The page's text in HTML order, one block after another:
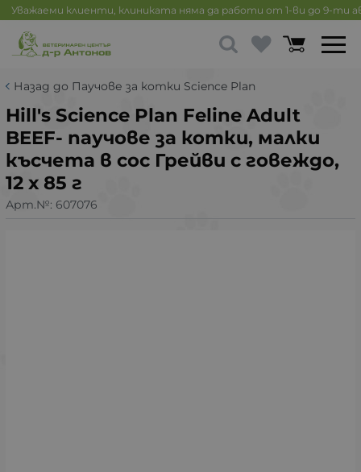
Уважаеми клиенти, клиниката няма да работи от 1-ви до 9-ти
Назад до Паучове за котки Science Plan
Hill's Science Plan Feline Adult
BEEF- паучове за котки, малки
късчета в сос Грейви с говеждо,
12 х 85 г
Арт.№: 607076